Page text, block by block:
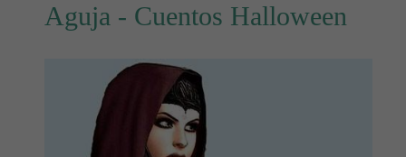
Aguja - Cuentos Halloween